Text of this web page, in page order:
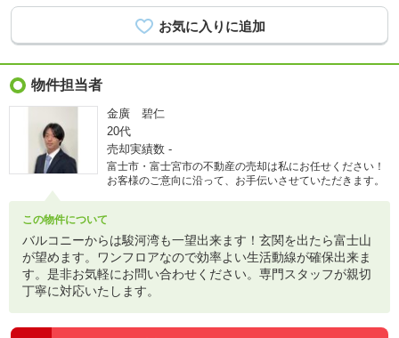
物件担当者
金廣 碧仁
20代
売却実績数 -
富士市・富士宮市の不動産の売却は私にお任せください！
お客様のご意向に沿って、お手伝いさせていただきます。
この物件について
バルコニーからは駿河湾も一望出来ます！玄関を出たら富士山
が望めます。ワンフロアなので効率よい生活動線が確保出来ま
す。是非お気軽にお問い合わせください。専門スタッフが親切
丁寧に対応いたします。